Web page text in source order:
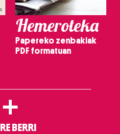
Hemeroteka
Papereko zenbakiak
PDF formatuan
+
BERRI